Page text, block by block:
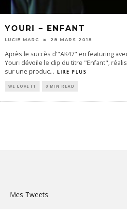
YOURI – ENFANT
LUCIE MARC 28 MARS 2018
Après le succès d'"AK47" en featuring
Youri dévoile le clip du titre "Enfant",
sur une produc... LIRE PLUS
WE LOVE IT 0 MIN READ
Mes Tweets